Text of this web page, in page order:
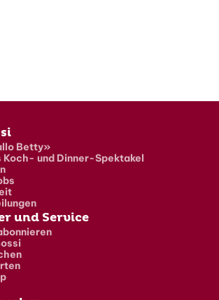
Betty»
Koch- und Dinner-Spektakel
und Service